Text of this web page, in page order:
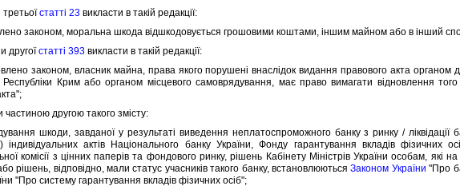
статтi 23 викласти в такiй редакцiї:
законом, моральна шкода вiдшкодовується грошовими коштами, iншим майном або в iнший
другоїстаттi 393 викласти в такiй редакцiї:
законом, власник майна, права якого порушенi внаслiдок видання правового акта органом
Крим або органом мiсцевого самоврядування, має право вимагати вiдновлення
частиною другою такого змiсту:
шкоди, завданої у результатi виведення неплатоспроможного банку з ринку / лiквiдацiї
iндивiдуальних актiв Нацiонального банку України, Фонду гарантування вкладiв фiзичних
комiсiї з цiнних паперiв та фондового ринку, рiшень Кабiнету Мiнiстрiв України особам, якi
рiшень, вiдповiдно, мали статус учасникiв такого банку, встановлюютьсяЗаконом України "Про
"Про систему гарантування вкладiв фiзичних осiб";